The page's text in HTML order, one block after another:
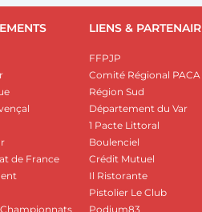
de France
LIENS &
FFPJP
Comité Régional PACA
Région Sud
Département du Var
1 Pacte Littoral
Boulenciel
Crédit Mutuel
Il Ristorante
Pistolier Le Club
Podium83